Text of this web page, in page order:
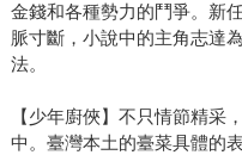
金錢和各種勢力的鬥爭。新
脈寸斷，小說中的主角志達
法。
【少年廚俠】不只情節精采
中。臺灣本土的臺菜具體的